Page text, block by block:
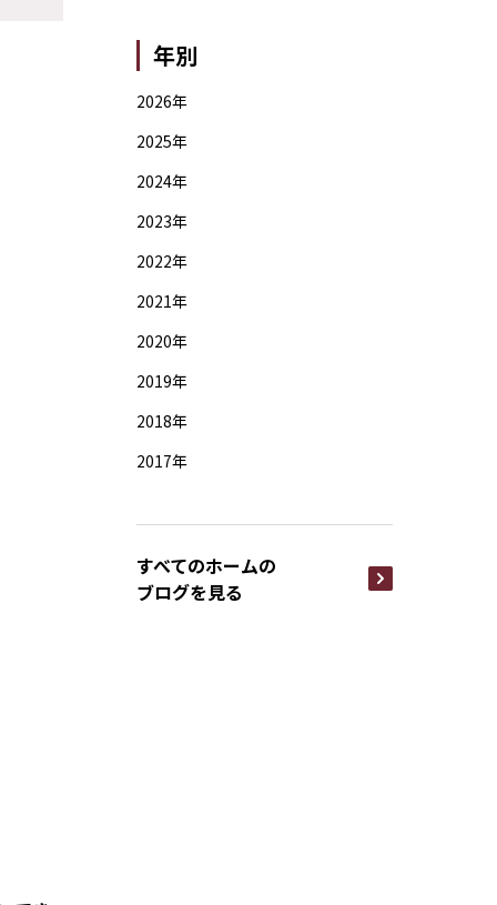
年別
2026年
2025年
2024年
2023年
2022年
2021年
2020年
2019年
2018年
2017年
すべてのホームの
ブログを見る